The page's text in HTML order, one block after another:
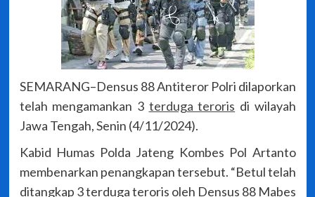
SEMARANG–Densus 88 Antiteror Polri dilaporkan
telah mengamankan 3 terduga teroris di wilayah
Jawa Tengah, Senin (4/11/2024).
Kabid Humas Polda Jateng Kombes Pol Artanto
membenarkan penangkapan tersebut. “Betul telah
ditangkap 3 terduga teroris oleh Densus 88 Mabes